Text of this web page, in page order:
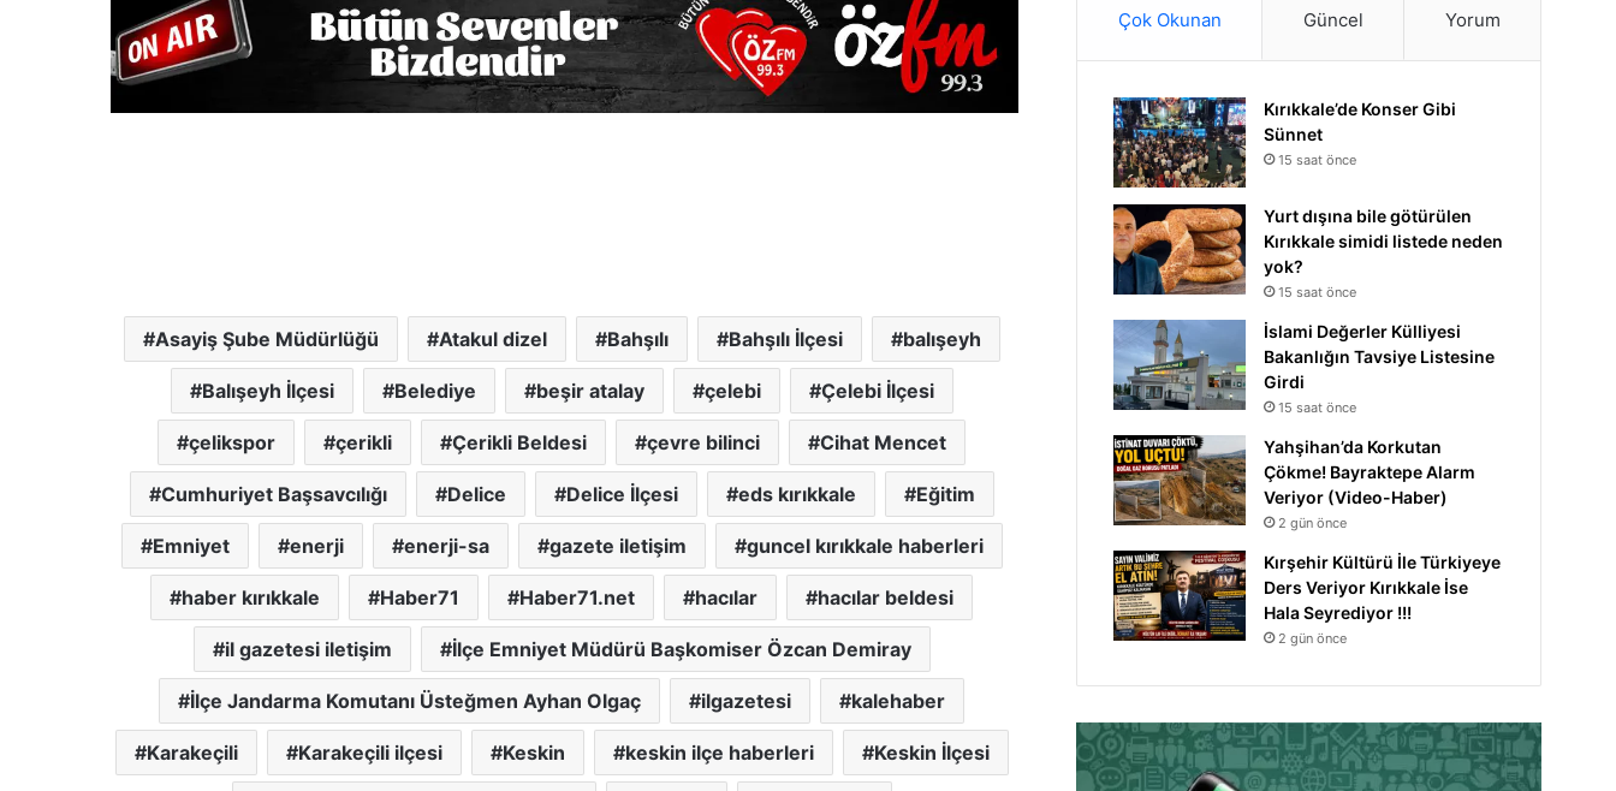
Asayiş Şube Müdürlüğü Atakul dizel Bahşılı Bahşılı İlçesi balışeyh
Balışeyh İlçesi Belediye beşir atalay çelebi Çelebi İlçesi
çelikspor çerikli Çerikli Beldesi çevre bilinci Cihat Mencet
Cumhuriyet Başsavcılığı Delice Delice İlçesi eds kırıkkale Eğitim
Emniyet enerji enerji-sa gazete iletişim guncel kırıkkale haberleri
haber kırıkkale Haber71 Haber71.net hacılar hacılar beldesi
il gazetesi iletişim İlçe Emniyet Müdürü Başkomiser Özcan Demiray
İlçe Jandarma Komutanı Üsteğmen Ayhan Olgaç ilgazetesi kalehaber
Karakeçili Karakeçili ilçesi Keskin keskin ilçe haberleri Keskin İlçesi
Çok Okunan Güncel Yorum
Kırıkkale’de Konser Gibi
Sünnet
15 saat önce
Yurt dışına bile götürülen
Kırıkkale simidi listede neden
yok?
15 saat önce
İslami Değerler Külliyesi
Bakanlığın Tavsiye Listesine
Girdi
15 saat önce
Yahşihan’da Korkutan
Çökme! Bayraktepe Alarm
Veriyor (Video-Haber)
2 gün önce
Kırşehir Kültürü İle Türkiyeye
Ders Veriyor Kırıkkale İse
Hala Seyrediyor !!!
2 gün önce